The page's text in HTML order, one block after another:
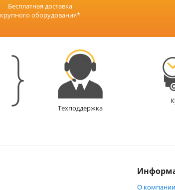
Бесплатная доставка
крупного оборудования*
Техподдержка
О компании